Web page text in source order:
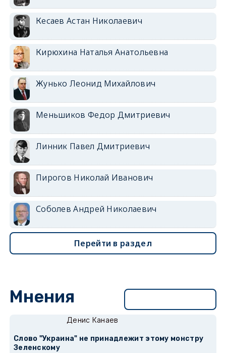
Кесаев Астан Николаевич
Кирюхина Наталья Анатольевна
Жунько Леонид Михайлович
Меньшиков Федор Дмитриевич
Линник Павел Дмитриевич
Пирогов Николай Иванович
Соболев Андрей Николаевич
Перейти в раздел
Мнения
Денис Канаев
Слово "Украина" не принадлежит этому монстру
Зеленскому